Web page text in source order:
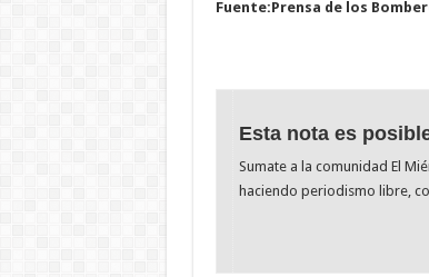
Fuente:Prensa de los
Esta nota es
Sumate a la comunidad El
haciendo periodismo libre,